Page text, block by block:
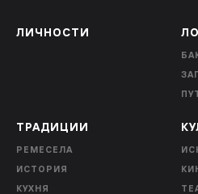
ЛИЧНОСТИ
ТРАДИЦИИ
РЕМЕСЕЛА
ИСТОРИЯ
КУХНЯ